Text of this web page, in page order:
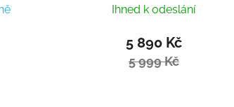
Ihned k odeslání
5 890 Kč
5 999 Kč